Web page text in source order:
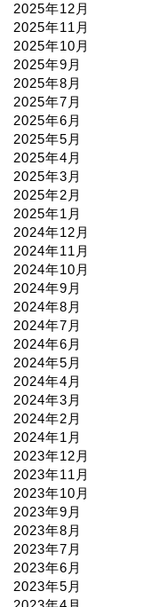
2025年12月
2025年11月
2025年10月
2025年9月
2025年8月
2025年7月
2025年6月
2025年5月
2025年4月
2025年3月
2025年2月
2025年1月
2024年12月
2024年11月
2024年10月
2024年9月
2024年8月
2024年7月
2024年6月
2024年5月
2024年4月
2024年3月
2024年2月
2024年1月
2023年12月
2023年11月
2023年10月
2023年9月
2023年8月
2023年7月
2023年6月
2023年5月